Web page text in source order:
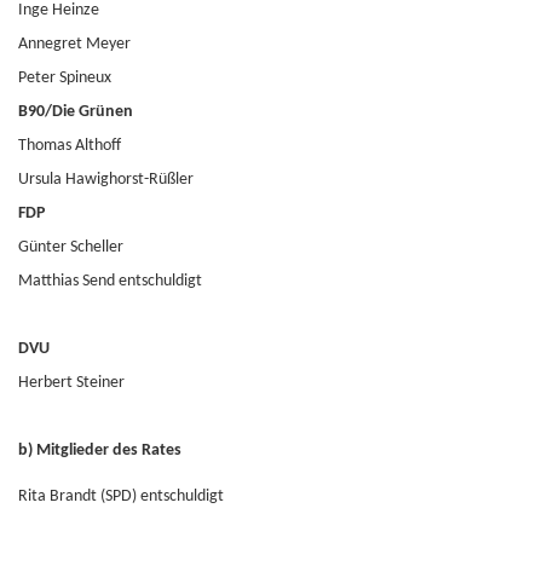
Inge Heinze
Annegret Meyer
Peter Spineux
B90/Die Grünen
Thomas Althoff
Ursula Hawighorst-Rüßler
FDP
Günter Scheller
Matthias Send entschuldigt
DVU
Herbert Steiner
b) Mitglieder des Rates
Rita Brandt (SPD) entschuldigt